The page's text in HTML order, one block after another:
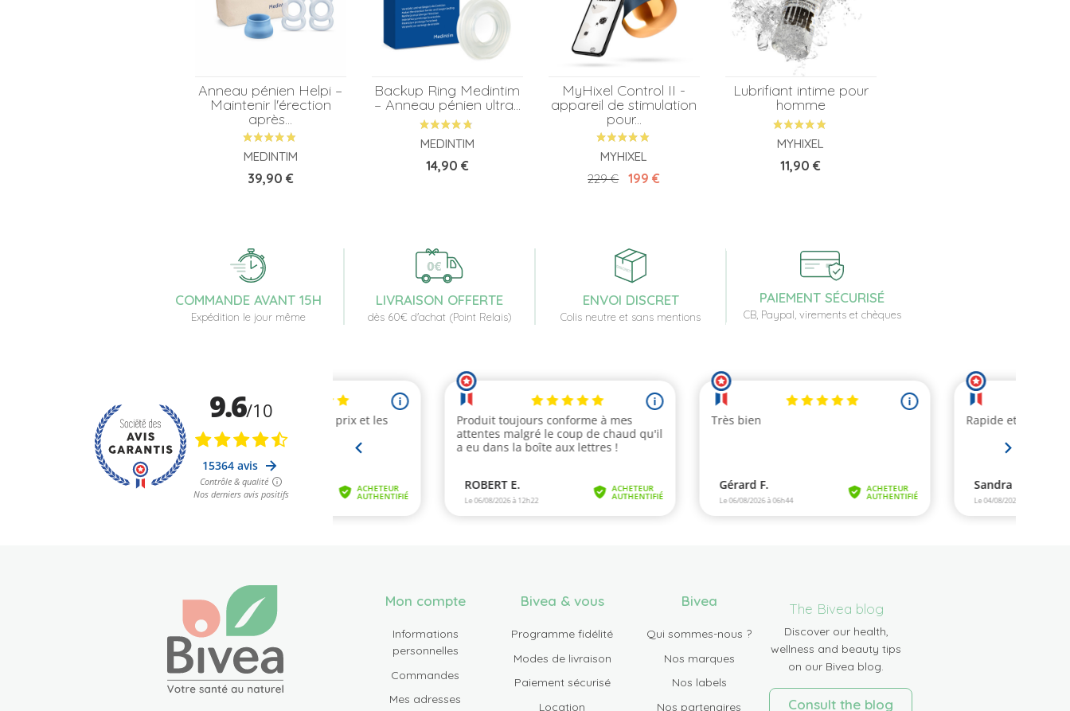
Anneau pénien Helpi –
Maintenir l'érection
après...
MEDINTIM
Prix
39,90 €
Backup Ring Medintim
– Anneau pénien ultra...
MEDINTIM
Prix
14,90 €
MyHixel Control II -
appareil de stimulation
pour...
MYHIXEL
Prix de base
229 € Prix
199 €
Lubrifiant intime pour
homme
MYHIXEL
Prix
11,90 €
COMMANDE AVANT 15H
Expédition le jour même
LIVRAISON OFFERTE
dès 60€ d'achat (Point Relais)
ENVOI DISCRET
Colis neutre et sans mentions
PAIEMENT SÉCURISÉ
CB, Paypal, virements et chèques
Mon compte
Informations
personnelles
Commandes
Mes adresses
Bivea & vous
Programme fidélité
Modes de livraison
Paiement sécurisé
Location
Bivea
Qui sommes-nous ?
Nos marques
Nos labels
Nos partenaires
The Bivea blog
Discover our health,
wellness and beauty tips
on our Bivea blog.
Consult the blog